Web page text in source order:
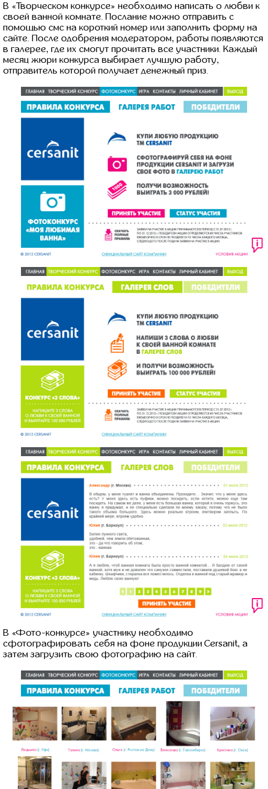
В «Творческом конкурсе» необходимо написать о любви к
своей ванной комнате. Послание можно отправить с
помощью смс на короткий номер или заполнить форму на
сайте. После одобрения модератором, работы появляются
в галерее, где их смогут прочитать все участники. Каждый
месяц жюри конкурса выбирает лучшую работу,
отправитель которой получает денежный приз.
В «Фото-конкурсе» участнику необходимо
сфотографировать себя на фоне продукции Cersanit, а
затем загрузить свою фотографию на сайт.